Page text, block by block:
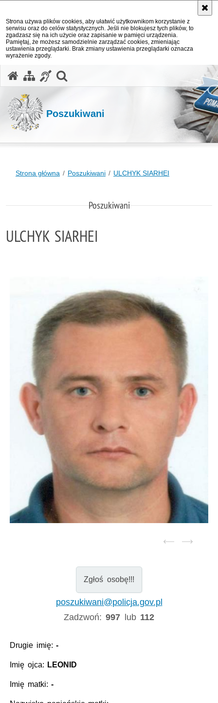
Strona używa plików cookies, aby ułatwić użytkownikom korzystanie z
serwisu oraz do celów statystycznych. Jeśli nie blokujesz tych plików, to
zgadzasz się na ich użycie oraz zapisanie w pamięci urządzenia.
Pamiętaj, że możesz samodzielnie zarządzać cookies, zmieniając
ustawienia przeglądarki. Brak zmiany ustawienia przeglądarki oznacza
wyrażenie zgody.
Poszukiwani
Strona główna Poszukiwani ULCHYK SIARHEI
Poszukiwani
ULCHYK SIARHEI
Zgłoś osobę!!!
poszukiwani@policja.gov.pl
Zadzwoń:997 lub 112
Drugie imię:-
Imię ojca: LEONID
Imię matki:-